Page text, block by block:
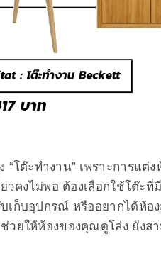
โต๊ะทำงาน” เพราะการแต่
วคงไม่พอ ต้องเลือกใช้โต๊ะ
เก็บอุปกรณ์ หรืออยากได้ห้อ
วยให้ห้องของคุณดูโล่ง ยังส